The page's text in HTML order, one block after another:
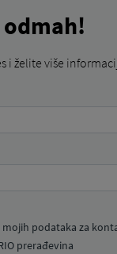
i želite više